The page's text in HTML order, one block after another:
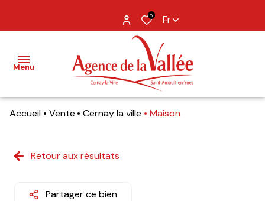
0 Fr
Menu
Accueil Vente Cernay la ville Maison
Retour aux résultats
Partager ce bien